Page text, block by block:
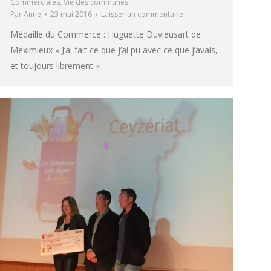
Commerciales, Vie des communes
ParAnne 23 mai 2016 Laisser un commentaire
Médaille du Commerce : Huguette Duvieusart de
Meximieux « J’ai fait ce que j’ai pu avec ce que j’avais,
et toujours librement »